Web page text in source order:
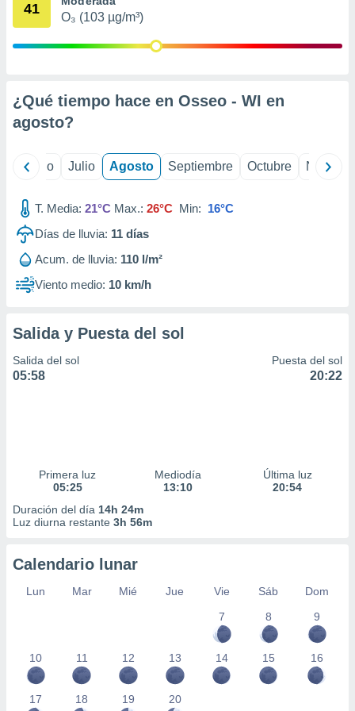
publicidad
1199
41
O₃ (103 µg/m³)
¿Qué tiempo hace en Osseo - WI en
agosto?
Junio Julio Agosto Septiembre Octubre
T. Media: 21°C Max.: 26°C Min: 16°C
Días de lluvia: 11 días
Acum. de lluvia: 110 l/m²
Viento medio: 10 km/h
Salida y Puesta del sol
Salida del sol
05:58
Puesta del sol
20:22
Primera luz
05:25
Mediodía
13:10
Última luz
20:54
Duración del día 14h 24m
Luz diurna restante 3h 56m
Calendario lunar
Lun Mar Mié Jue Vie Sáb
Dom
7
8 9
10 11 12 13 14 15 16
17 18 19 20